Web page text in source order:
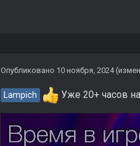
Опубликовано 10 ноября, 2024
Lampich Уже 20+ часов